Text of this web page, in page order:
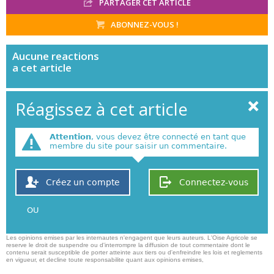
PARTAGER CET ARTICLE
ABONNEZ-VOUS !
Aucune reactions
a cet article
Réagissez à cet article
Attention, vous devez être connecté en tant que
membre du site pour saisir un commentaire.
Connectez-vous
Créez un compte
OU
Les opinions emises par les internautes n'engagent que leurs auteurs. L'Oise Agricole se
reserve le droit de suspendre ou d'interrompre la diffusion de tout commentaire dont le
contenu serait susceptible de porter atteinte aux tiers ou d'enfreindre les lois et reglements
en vigueur, et decline toute responsabilite quant aux opinions emises,